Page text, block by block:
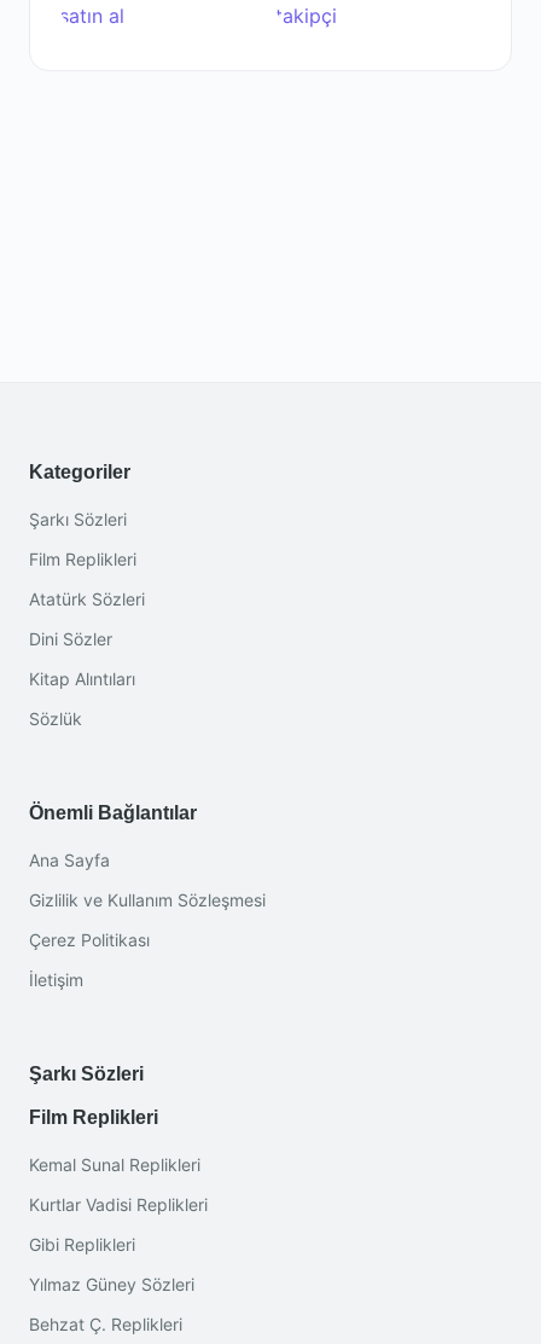
Kategoriler
Şarkı Sözleri
Film Replikleri
Atatürk Sözleri
Dini Sözler
Kitap Alıntıları
Sözlük
Önemli Bağlantılar
Ana Sayfa
Gizlilik ve Kullanım Sözleşmesi
Çerez Politikası
İletişim
Şarkı Sözleri
Film Replikleri
Kemal Sunal Replikleri
Kurtlar Vadisi Replikleri
Gibi Replikleri
Yılmaz Güney Sözleri
Behzat Ç. Replikleri